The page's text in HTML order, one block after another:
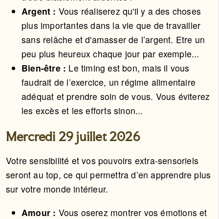
Argent : Vous réaliserez qu'il y a des choses
plus importantes dans la vie que de travailler
sans relâche et d'amasser de l’argent. Etre un
peu plus heureux chaque jour par exemple...
Bien-être : Le timing est bon, mais il vous
faudrait de l’exercice, un régime alimentaire
adéquat et prendre soin de vous. Vous éviterez
les excès et les efforts sinon...
Mercredi 29 juillet 2026
Votre sensibilité et vos pouvoirs extra-sensoriels
seront au top, ce qui permettra d’en apprendre plus
sur votre monde intérieur.
Amour : Vous oserez montrer vos émotions et